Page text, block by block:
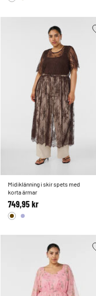
Midiklänning i skir spets med
korta ärmar
749,95 kr